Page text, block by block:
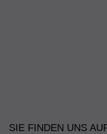
SIE FINDEN UNS